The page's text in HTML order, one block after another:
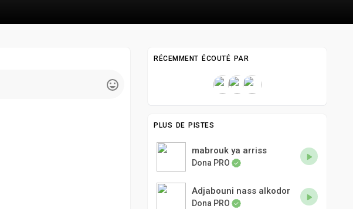
RÉCEMMENT ÉCOUTÉ PAR
PLUS DE PISTES
mabrouk ya arriss
Dona PRO
Adjabouni nass alkodor
Dona PRO